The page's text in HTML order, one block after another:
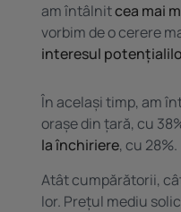
am întâlnitcea mai
vorbim de o cerere
interesul
În același timp, am
orașe din țară, cu
la închiriere, cu 28%.
Atât cumpărătorii,
lor. Prețul mediu